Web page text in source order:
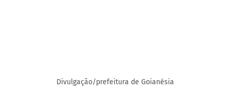
Divulgação/prefeitura de Goianésia